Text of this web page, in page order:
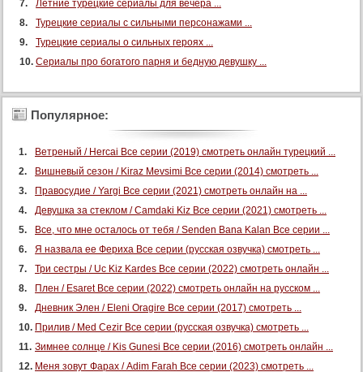
108 серия
109 серия
110 серия
112 серия
114 серия
115 серия
117 серия
118 серия
119 серия
120 серия
121 серия
123 серия
Летние турецкие сериалы для вечера ...
Турецкие сериалы с сильными персонажами ...
Турецкие сериалы о сильных героях ...
Сериалы про богатого парня и бедную девушку ...
Популярное:
Ветреный / Hercai Все серии (2019) смотреть онлайн турецкий ...
Вишневый сезон / Kiraz Mevsimi Все серии (2014) смотреть ...
Правосудие / Yargi Все серии (2021) смотреть онлайн на ...
Девушка за стеклом / Camdaki Kiz Все серии (2021) смотреть ...
Все, что мне осталось от тебя / Senden Bana Kalan Все серии ...
Я назвала ее Фериха Все серии (русская озвучка) смотреть ...
Три сестры / Uc Kiz Kardes Все серии (2022) смотреть онлайн ...
Плен / Esaret Все серии (2022) смотреть онлайн на русском ...
Дневник Элен / Eleni Oragire Все серии (2017) смотреть ...
Прилив / Med Cezir Все серии (русская озвучка) смотреть ...
Зимнее солнце / Kis Gunesi Все серии (2016) смотреть онлайн ...
Меня зовут Фарах / Adim Farah Все серии (2023) смотреть ...